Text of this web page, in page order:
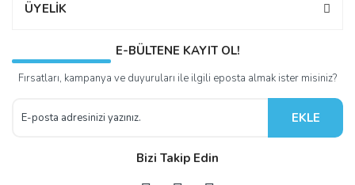
ÜYELİK
E-BÜLTENE KAYIT OL!
Fırsatları, kampanya ve duyuruları ile ilgili eposta almak ister misiniz?
EKLE
Bizi Takip Edin